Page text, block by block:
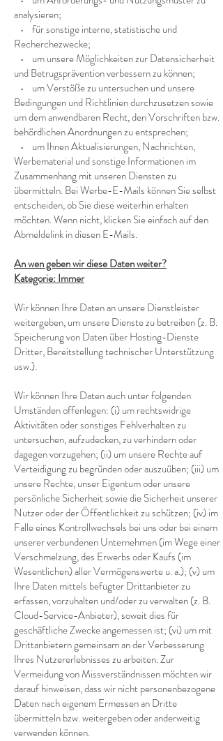
analysieren;
• für sonstige interne, statistische und
Recherchezwecke;
• um unsere Möglichkeiten zur Datensicherheit
und Betrugsprävention verbessern zu können;
• um Verstöße zu untersuchen und unsere
Bedingungen und Richtlinien durchzusetzen sowie
um dem anwendbaren Recht, den Vorschriften bzw.
behördlichen Anordnungen zu entsprechen;
• um Ihnen Aktualisierungen, Nachrichten,
Werbematerial und sonstige Informationen im
Zusammenhang mit unseren Diensten zu
übermitteln. Bei Werbe-E-Mails können Sie selbst
entscheiden, ob Sie diese weiterhin erhalten
möchten. Wenn nicht, klicken Sie einfach auf den
Abmeldelink in diesen E-Mails.
An wen geben wir diese Daten weiter?
Kategorie: Immer
Wir können Ihre Daten an unsere Dienstleister
weitergeben, um unsere Dienste zu betreiben (z. B.
Speicherung von Daten über Hosting-Dienste
Dritter, Bereitstellung technischer Unterstützung
usw.).
Wir können Ihre Daten auch unter folgenden
Umständen offenlegen: (i) um rechtswidrige
Aktivitäten oder sonstiges Fehlverhalten zu
untersuchen, aufzudecken, zu verhindern oder
dagegen vorzugehen; (ii) um unsere Rechte auf
Verteidigung zu begründen oder auszuüben; (iii) um
unsere Rechte, unser Eigentum oder unsere
persönliche Sicherheit sowie die Sicherheit unserer
Nutzer oder der Öffentlichkeit zu schützen; (iv) im
Falle eines Kontrollwechsels bei uns oder bei einem
unserer verbundenen Unternehmen (im Wege einer
Verschmelzung, des Erwerbs oder Kaufs (im
Wesentlichen) aller Vermögenswerte u. a.); (v) um
Ihre Daten mittels befugter Drittanbieter zu
erfassen, vorzuhalten und/oder zu verwalten (z. B.
Cloud-Service-Anbieter), soweit dies für
geschäftliche Zwecke angemessen ist; (vi) um mit
Drittanbietern gemeinsam an der Verbesserung
Ihres Nutzererlebnisses zu arbeiten. Zur
Vermeidung von Missverständnissen möchten wir
darauf hinweisen, dass wir nicht personenbezogene
Daten nach eigenem Ermessen an Dritte
übermitteln bzw. weitergeben oder anderweitig
verwenden können.